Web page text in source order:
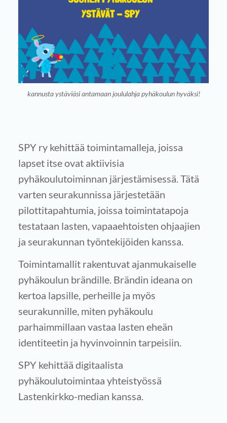
kannusta ystäviäsi antamaan joululahja pyhäkoulun hyväksi!
SPY ry kehittää toimintamalleja, joissa
lapset itse ovat aktiivisia
pyhäkoulutoiminnan järjestämisessä. Tätä
varten seurakunnissa järjestetään
pilottitapahtumia, joissa toimintatapoja
testataan lasten, vapaaehtoisten ohjaajien
ja seurakunnan työntekijöiden kanssa.
Toimintamallit rakentuvat ajanmukaiselle
pyhäkoulun brändille. Brändin ideana on
kertoa lapsille, perheille ja myös
seurakunnille, miten pyhäkoulu
parhaimmillaan vastaa lasten eheän
identiteetin ja hyvinvoinnin tarpeisiin.
SPY kehittää digitaalista
pyhäkoulutoimintaa yhteistyössä
Lastenkirkko-median kanssa.